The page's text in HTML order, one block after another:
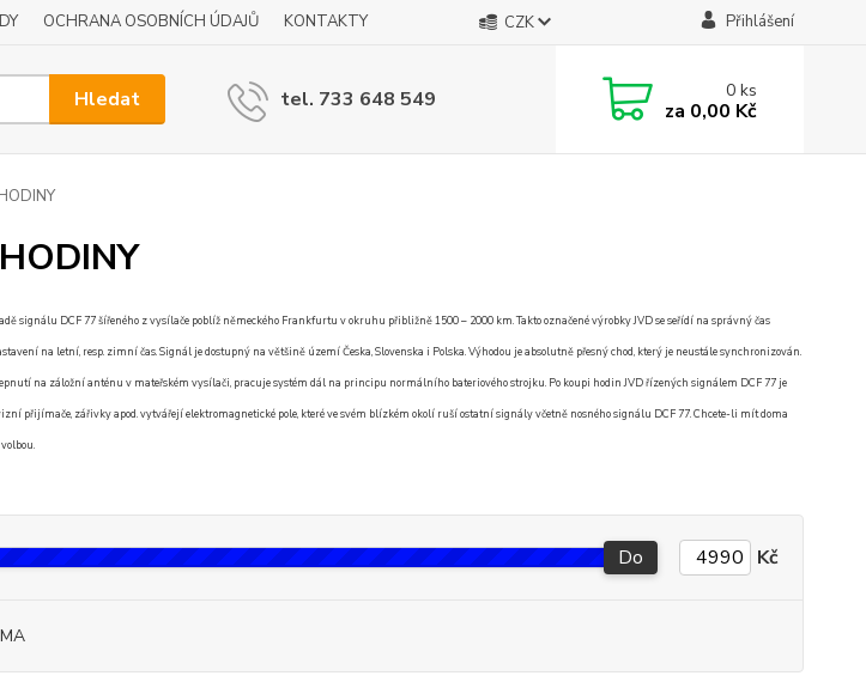
OCHRANA OSOBNÍCH ÚDAJŮ KONTAKTY CZK Přihlášení
Hledat tel. 733 648 549 0ks
za 0,00 Kč
signálu DCF 77 šířeného z vysílače poblíž německého Frankfurtu v okruhu přibližně 1500 – 2000 km. Takto označené výrobky JVD se seřídí na správný čas
na letní, resp. zimní čas. Signál je dostupný na většině území Česka, Slovenska i Polska. Výhodou je absolutně přesný chod, který je neustále synchronizován.
na záložní anténu v mateřském vysílači, pracuje systém dál na principu normálního bateriového strojku. Po koupi hodin JVD řízených signálem DCF 77 je
přijímače, zářivky apod. vytvářejí elektromagnetické pole, které ve svém blízkém okolí ruší ostatní signály včetně nosného signálu DCF 77. Chcete-li mít doma
Do Kč